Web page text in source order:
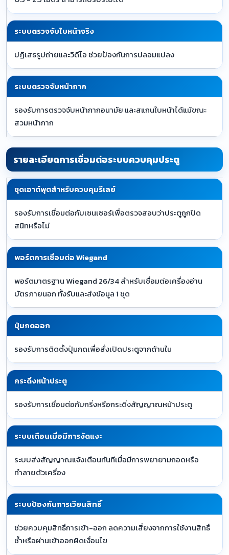
ระบบตรวจจับใบหน้าจริง
ปฏิเสธรูปถ่ายและวิดีโอ ช่วยป้องกันการปลอมแปลง
ระบบตรวจจับหน้ากาก
รองรับการตรวจจับหน้ากากอนามัย และสแกนใบหน้าได้แม้ขณะ
สวมหน้ากาก
รายละเอียดการเชื่อมต่อระบบควบคุมประตู
ชุดเอาต์พุตสำหรับควบคุมรีเลย์
รองรับการเชื่อมต่อกับเซนเซอร์เพื่อตรวจสอบว่าประตูถูกปิด
สนิทหรือไม่
พอร์ตการเชื่อมต่อ Wiegand
พอร์ตมาตรฐาน Wiegand 26/34 สำหรับเชื่อมต่อเครื่องอ่าน
บัตรภายนอก ทั้งรับและส่งข้อมูล 1 ชุด
ปุ่มกดออก
รองรับการติดตั้งปุ่มกดเพื่อสั่งเปิดประตูจากด้านใน
กระดิ่งหน้าประตู
รองรับการเชื่อมต่อกับกริ่งหรือกระดิ่งสัญญาณหน้าประตู
ระบบเตือนเมื่อมีการงัดแงะ
ระบบส่งสัญญาณแจ้งเตือนทันทีเมื่อมีการพยายามถอดหรือ
ทำลายตัวเครื่อง
ระบบป้องกันการเวียนสิทธิ์
ช่วยควบคุมสิทธิ์การเข้า-ออก ลดความเสี่ยงจากการใช้งานสิทธิ์
ซ้ำหรือผ่านเข้าออกผิดเงื่อนไข